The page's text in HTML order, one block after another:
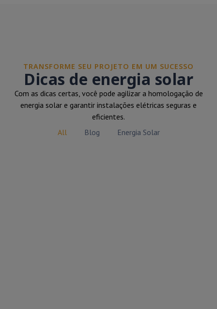
TRANSFORME SEU PROJETO EM UM SUCESSO
Dicas de energia solar
Com as dicas certas, você pode agilizar a homologação de
energia solar e garantir instalações elétricas seguras e
eficientes.
All
Blog Energia Solar